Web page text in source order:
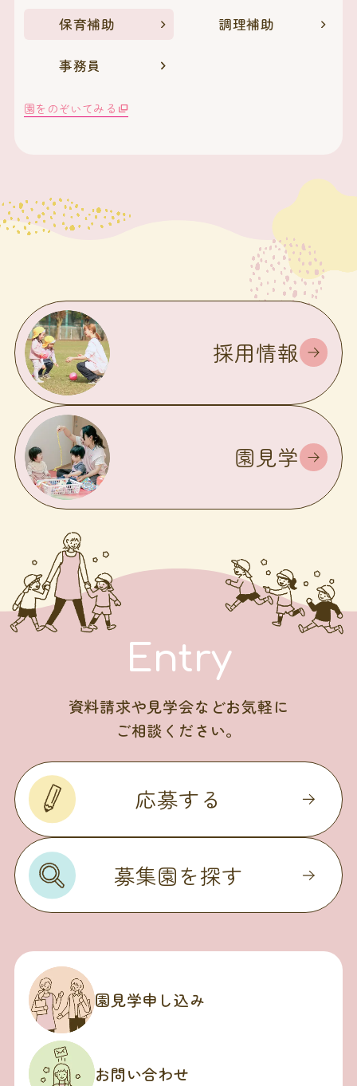
保育補助 調理補助
事務員
園をのぞいてみる
採用情報
園見学
Entry
資料請求や見学会などお気軽に
ご相談ください。
応募する
募集園を探す
園見学申し込み
お問い合わせ